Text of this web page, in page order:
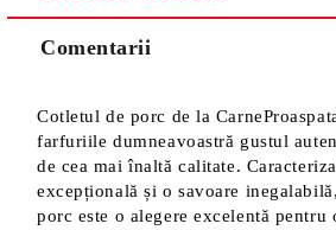
Comentarii
Cotletul de porc de la
farfuriile dumneavoastră gustul
de cea mai înaltă calitate.
excepțională și o savoare
porc este o alegere excelentă pentru